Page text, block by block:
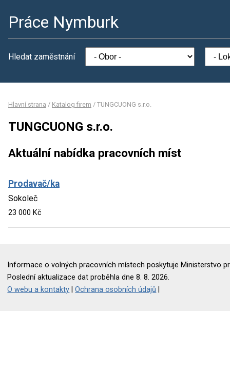
Práce Nymburk
Hledat zaměstnání
Hlavní strana / Katalog firem / TUNGCUONG s.r.o.
TUNGCUONG s.r.o.
Aktuální nabídka pracovních míst
Prodavač/ka
Sokoleč
23 000 Kč
Informace o volných pracovních místech poskytuje Ministerstvo
Poslední aktualizace dat proběhla dne 8. 8. 2026.
O webu a kontakty |Ochrana osobních údajů